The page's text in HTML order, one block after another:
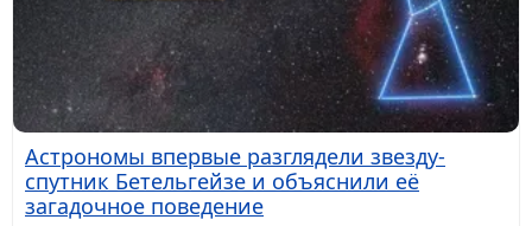
Астрономы впервые разглядели звезду-
спутник Бетельгейзе и объяснили её
загадочное поведение